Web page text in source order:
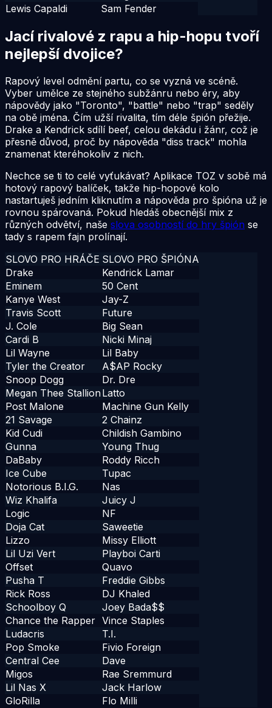
Lewis Capaldi
Sam Fender
Jací rivalové z rapu a hip-hopu tvoří
nejlepší dvojice?
Rapový level odmění partu, co se vyzná ve scéně.
Vyber umělce ze stejného subžánru nebo éry, aby
nápovědy jako "Toronto", "battle" nebo "trap" seděly
na obě jména. Čím užší rivalita, tím déle špión přežije.
Drake a Kendrick sdílí beef, celou dekádu i žánr, což je
přesně důvod, proč by nápověda "diss track" mohla
znamenat kteréhokoliv z nich.
Nechce se ti to celé vyťukávat? Aplikace TOZ v sobě má
hotový rapový balíček, takže hip-hopové kolo
nastartuješ jedním kliknutím a nápověda pro špióna už je
rovnou spárovaná. Pokud hledáš obecnější mix z
různých odvětví, naše slova osobností do hry špión se
tady s rapem fajn prolínají.
SLOVO PRO HRÁČE SLOVO PRO ŠPIÓNA
Drake
Kendrick Lamar
Eminem
50 Cent
Kanye West
Jay-Z
Travis Scott
Future
J. Cole
Big Sean
Cardi B
Nicki Minaj
Lil Wayne
Lil Baby
Tyler the Creator
A$AP Rocky
Snoop Dogg
Dr. Dre
Megan Thee StallionLatto
Post Malone
Machine Gun Kelly
21 Savage
2 Chainz
Kid Cudi
Childish Gambino
Gunna
Young Thug
DaBaby
Roddy Ricch
Ice Cube
Tupac
Notorious B.I.G.
Nas
Wiz Khalifa
Juicy J
Logic
NF
Doja Cat
Saweetie
Lizzo
Missy Elliott
Lil Uzi Vert
Playboi Carti
Offset
Quavo
Pusha T
Freddie Gibbs
Rick Ross
DJ Khaled
Schoolboy Q
Joey Bada$$
Chance the Rapper Vince Staples
Ludacris
T.I.
Pop Smoke
Fivio Foreign
Central Cee
Dave
Migos
Rae Sremmurd
Lil Nas X
Jack Harlow
GloRilla
Flo Milli